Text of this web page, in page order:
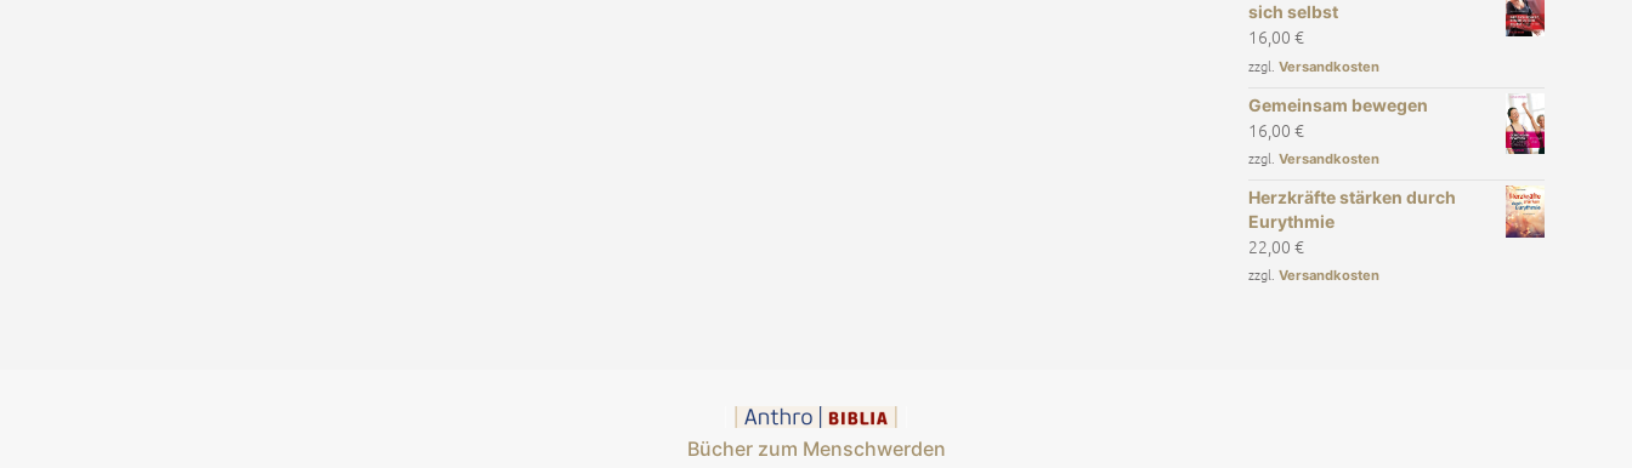
sich selbst
16,00 €
zzgl. Versandkosten
Gemeinsam bewegen
16,00 €
zzgl. Versandkosten
Herzkräfte stärken durch
Eurythmie
22,00 €
zzgl. Versandkosten
Bücher zum Menschwerden